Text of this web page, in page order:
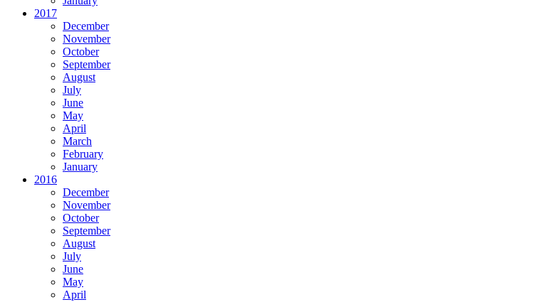
2017
December
November
October
September
August
July
June
May
April
March
February
January
2016
December
November
October
September
August
July
June
May
April